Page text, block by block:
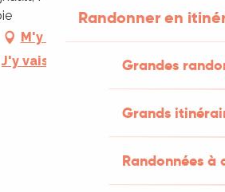
Randonner en
Grandes
Grands
Randonnées
M'y rendre
J'y vais en train !